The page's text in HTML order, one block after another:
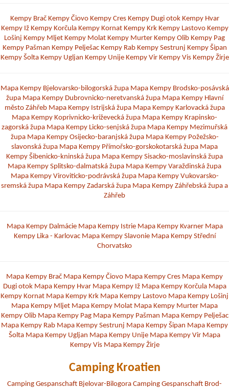
Kempy Brač Kempy Čiovo Kempy Cres Kempy Dugi otok Kempy Hvar
Kempy Iž Kempy Korčula Kempy Kornat Kempy Krk Kempy Lastovo Kempy
Lošinj Kempy Mljet Kempy Molat Kempy Murter Kempy Olib Kempy Pag
Kempy Pašman Kempy Pelješac Kempy Rab Kempy Sestrunj Kempy Šipan
Kempy Šolta Kempy Ugljan Kempy Unije Kempy Vir Kempy Vis Kempy Žirje
Mapa Kempy Bjelovarsko-bilogorská župa Mapa Kempy Brodsko-posávská
župa Mapa Kempy Dubrovnicko-neretvanská župa Mapa Kempy Hlavní
město Záhřeb Mapa Kempy Istrijská župa Mapa Kempy Karlovacká župa
Mapa Kempy Koprivnicko-križevecká župa Mapa Kempy Krapinsko-
zagorská župa Mapa Kempy Licko-senjská župa Mapa Kempy Mezimuřská
župa Mapa Kempy Osijecko-baranjská župa Mapa Kempy Požežsko-
slavonská župa Mapa Kempy Přímořsko-gorskokotarská župa Mapa
Kempy Šibenicko-kninská župa Mapa Kempy Sisacko-moslavinská župa
Mapa Kempy Splitsko-dalmatská župa Mapa Kempy Varaždinská župa
Mapa Kempy Viroviticko-podrávská župa Mapa Kempy Vukovarsko-
sremská župa Mapa Kempy Zadarská župa Mapa Kempy Záhřebská župa a
Záhřeb
Mapa Kempy Dalmácie Mapa Kempy Istrie Mapa Kempy Kvarner Mapa
Kempy Lika - Karlovac Mapa Kempy Slavonie Mapa Kempy Střední
Chorvatsko
Mapa Kempy Brač Mapa Kempy Čiovo Mapa Kempy Cres Mapa Kempy
Dugi otok Mapa Kempy Hvar Mapa Kempy Iž Mapa Kempy Korčula Mapa
Kempy Kornat Mapa Kempy Krk Mapa Kempy Lastovo Mapa Kempy Lošinj
Mapa Kempy Mljet Mapa Kempy Molat Mapa Kempy Murter Mapa
Kempy Olib Mapa Kempy Pag Mapa Kempy Pašman Mapa Kempy Pelješac
Mapa Kempy Rab Mapa Kempy Sestrunj Mapa Kempy Šipan Mapa Kempy
Šolta Mapa Kempy Ugljan Mapa Kempy Unije Mapa Kempy Vir Mapa
Kempy Vis Mapa Kempy Žirje
Camping Kroatien
Camping Gespanschaft Bjelovar-Bilogora Camping Gespanschaft Brod-